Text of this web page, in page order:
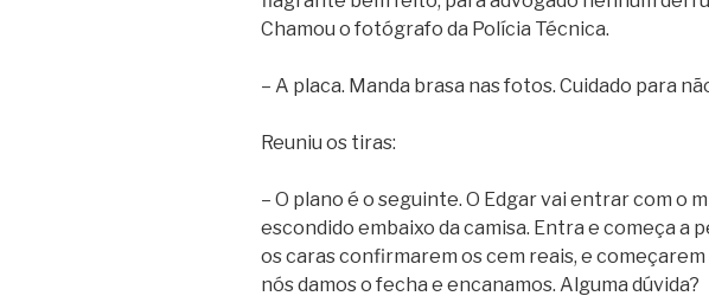
Chamou o fotógrafo da Polícia Técnica.
– A placa. Manda brasa nas fotos. Cuidado para
Reuniu os tiras:
– O plano é o seguinte. O Edgar vai entrar com o
escondido embaixo da camisa. Entra e começa a
os caras confirmarem os cem reais, e
nós damos o fecha e encanamos. Alguma dúvida?